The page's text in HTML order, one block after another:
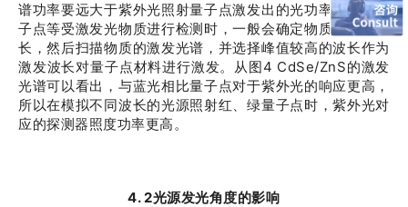
谱功率要远大于紫外光照射量子点激发出的光功率。在对量
子点等受激发光物质进行检测时，一般会确定物质的发射波
长，然后扫描物质的激发光谱，并选择峰值较高的波长作为
激发波长对量子点材料进行激发。从图4 CdSe/ZnS的激发
光谱可以看出，与蓝光相比量子点对于紫外光的响应更高，
所以在模拟不同波长的光源照射红、绿量子点时，紫外光对
应的探测器照度功率更高。
4. 2光源发光角度的影响